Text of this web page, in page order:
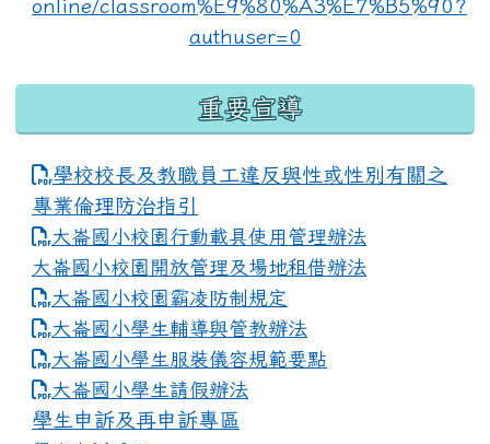
重要宣導
學校校長及教職員工違反與性或性別有關之
專業倫理防治指引
大崙國小校園行動載具使用管理辦法
大崙國小校園開放管理及場地租借辦法
大崙國小校園霸凌防制規定
大崙國小學生輔導與管教辦法
大崙國小學生服裝儀容規範要點
link to https://www.dles.tyc.edu.tw/uploads/
大崙國小學生請假辦法
學生申訴及再申訴專區